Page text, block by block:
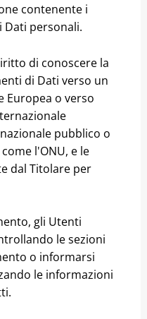
contenente i
personali.
di conoscere la
di Dati verso un
Europea o verso
pubblico o
l'ONU, e le
dal Titolare per
gli Utenti
le sezioni
o informarsi
le informazioni